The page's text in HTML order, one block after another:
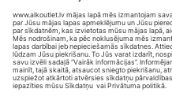
E-veikala